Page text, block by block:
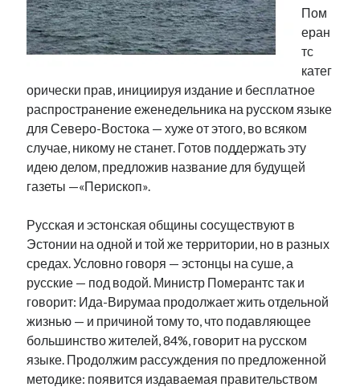
Юмор
radio narva takinada андрус ансип
ансиппиада видео война
в поисках здравого смысла
катри райк кая каллас книга маська нарва
нацменьшинства образование обучение эстонскому
памятники парад клоунов парламент партия поводырь
подкаст потеряны данные пресса программа
рийгикогу россия русский роман
русскоязычное образование сми ссср стенограмма
т.х. ильвес
танк фотоотчет экономика экономика эстонии
эстония эстонский язык
Пом
еран
тс
катег
орически прав, инициируя издание и бесплатное
распространение еженедельника на русском языке
для Северо-Востока — хуже от этого, во всяком
случае, никому не станет. Готов поддержать эту
идею делом, предложив название для будущей
газеты —«Перископ».
Русская и эстонская общины сосуществуют в
Эстонии на одной и той же территории, но в разных
средах. Условно говоря — эстонцы на суше, а
русские — под водой. Министр Померантс так и
говорит: Ида-Вирумаа продолжает жить отдельной
жизнью — и причиной тому то, что подавляющее
большинство жителей, 84%, говорит на русском
языке. Продолжим рассуждения по предложенной
методике: появится издаваемая правительством